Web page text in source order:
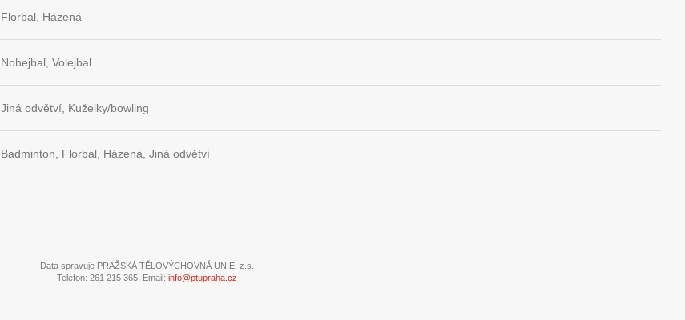
Florbal, Házená
Nohejbal, Volejbal
Jiná odvětví, Kuželky/bowling
Badminton, Florbal, Házená, Jiná odvětví
Data spravuje PRAŽSKÁ TĚLOVÝCHOVNÁ UNIE, z.s.
Telefon: 261 215 365, Email: info@ptupraha.cz